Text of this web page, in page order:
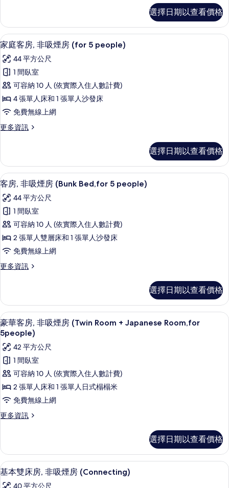
(Hollywood,
for
3
people)
的
所
有
相
房,
非
吸
煙
房
(Hollywood,
for
3
people)
的
詳
情
選擇日期以查看價格
顯
示
家
庭
客
房,
吸
房
(for
5
people)
的
所
有
相
片
客房內保險箱、遮光布/窗簾、免費無
11
家庭客房, 非吸煙房 (for 5 people)
44 平方公尺
1 間臥室
可容納 10 人 (依實際入住人數計費)
4 張單人床和 1 張單人沙發床
免費無線上網
更多資訊
更
客
房,
非
煙
房
(for
5
people)
的
詳
情
選擇日期以查看價格
顯
示
客
房,
非
吸
房
Bed,for
5
people)
的
所
有
相
片
客房內保險箱、遮光布/窗簾、免費無
12
客房, 非吸煙房 (Bunk Bed,for 5 people)
44 平方公尺
1 間臥室
可容納 10 人 (依實際入住人數計費)
2 張單人雙層床和 1 張單人沙發床
免費無線上網
更多資訊
更
非
吸
煙
房
(Bunk
Bed,for
5
people)
的
詳
選擇日期以查看價格
顯
示
豪
華
客
房,
非
吸
(Twin
Room
+
Japanese
客房內保險箱、遮光布/窗簾、免費無
11
豪華客房, 非吸煙房 (Twin Room + Japanese Room,for
5people)
42 平方公尺
1 間臥室
可容納 10 人 (依實際入住人數計費)
2 張單人床和 1 張單人日式榻榻米
免費無線上網
更多資訊
更
客
房,
非
選擇日期以查看價格
顯
示
客房內保險箱、遮光布/窗簾、免費無
7
基本雙床房, 非吸煙房 (Connecting)
40 平方公尺